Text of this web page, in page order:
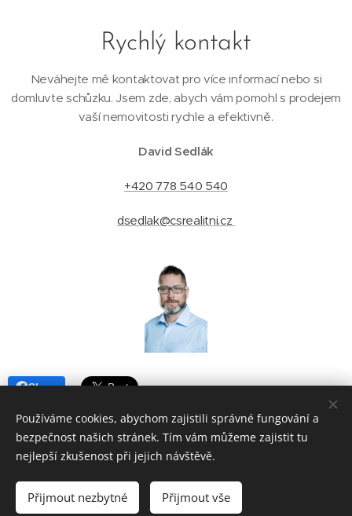
Rychlý kontakt
Neváhejte mě kontaktovat pro více informací nebo si
domluvte schůzku. Jsem zde, abych vám pomohl s prodejem
vaší nemovitosti rychle a efektivně.
David Sedlák
+420 778 540 540
dsedlak@csrealitni.cz
Share
REALITNÍ - Příkop 4, Brno - střed - Zábrdovice, 602 00 |
Vytvořeno službou Webnode
Používáme cookies, abychom zajistili správné fungování a
bezpečnost našich stránek. Tím vám můžeme zajistit tu
nejlepší zkušenost při jejich návštěvě.
Přijmout nezbytné Přijmout vše